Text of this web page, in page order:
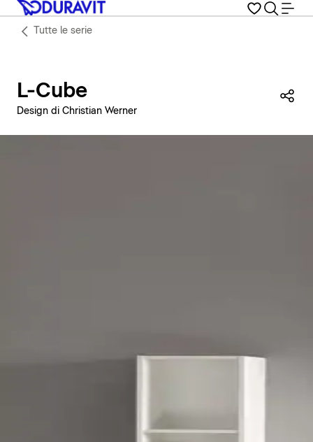
Tutte le serie
L-Cube
Design di Christian Werner